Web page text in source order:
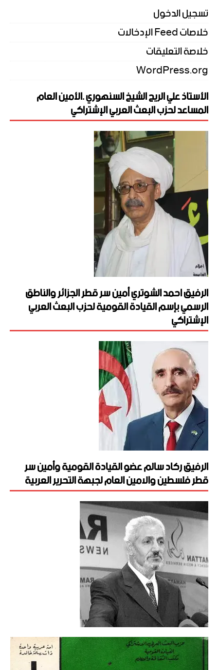
تسجيل الدخول
خلاصات Feed الإدخالات
خلاصة التعليقات
WordPress.org
الأستاذ علي الريح الشيخ السنهوري .الأمين العام
المساعد لحزب البعث العربي الإشتراكي
الرفيق احمد الشوتري أمين سر قطر الجزائر والناطق
الرسمي بإسم القيادة القومية لحزب البعث العربي
الإشتراكي
الرفيق ركاد سالم عضو القيادة القومية وأمين سر
قطر فلسطين والامين العام لجبهة التحرير العربية